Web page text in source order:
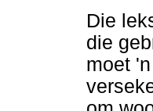
Die
die
moet